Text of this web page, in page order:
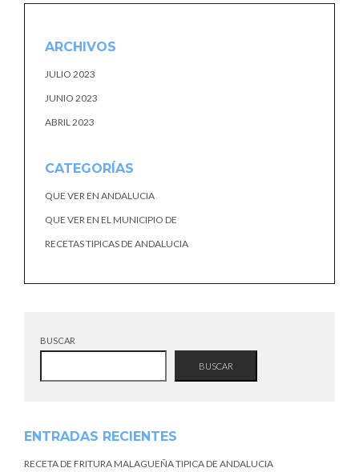
ARCHIVOS
JULIO 2023
JUNIO 2023
ABRIL 2023
CATEGORÍAS
QUE VER EN ANDALUCIA
QUE VER EN EL MUNICIPIO DE
RECETAS TIPICAS DE ANDALUCIA
BUSCAR
BUSCAR
ENTRADAS RECIENTES
RECETA DE FRITURA MALAGUEÑA TIPICA DE ANDALUCIA